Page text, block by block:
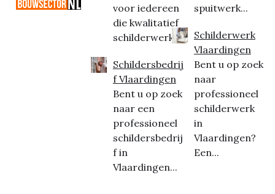
voor iedereen
die kwalitatief
schilderwerk...
Schildersbedrij
f Vlaardingen
Bent u op zoek
naar een
professioneel
schildersbedrij
f in
Vlaardingen...
spuitwerk...
Schilderwerk
Vlaardingen
Bent u op zoek
naar
professioneel
schilderwerk
in
Vlaardingen?
Een...